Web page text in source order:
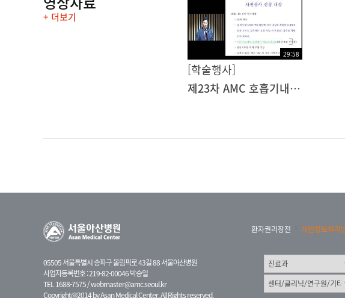
+ 더보기
29:58
[학술행사]
제23차 AMC 호흡기내과 연수강좌 - 감염성폐질환 : The updated treatment of MDR-TB
05505 서울특별시 송파구 올림픽로 43길 88 서울아산병원
사업자등록번호 : 219-82-00046 박승일
TEL 1688-7575 /webmaster@amc.seoul.kr
Copyright@2014 by Asan Medical Center. All Rights reserved.
환자권리장전 개인정보처리